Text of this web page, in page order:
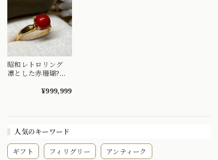
人気のキーワード
ギフト フィリグリー アンティーク
昭和レトロリング
凛とした赤珊瑚?
traditional ring】
¥999,999